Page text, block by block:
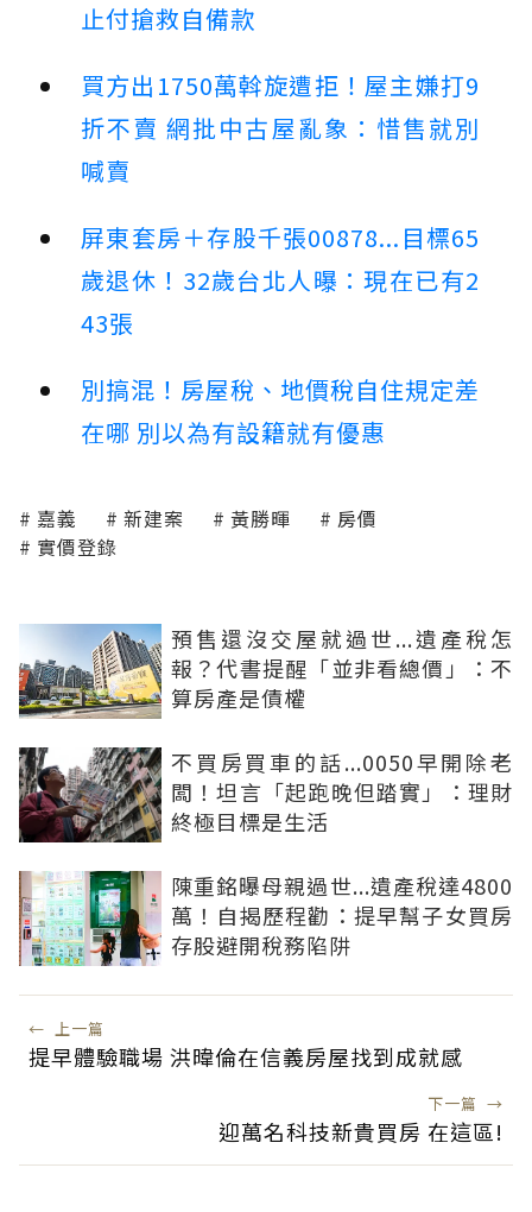
止付搶救自備款
買方出1750萬斡旋遭拒！屋主嫌打9
折不賣 網批中古屋亂象：惜售就別
喊賣
屏東套房＋存股千張00878...目標65
歲退休！32歲台北人曝：現在已有2
43張
別搞混！房屋稅、地價稅自住規定差
在哪 別以為有設籍就有優惠
嘉義 新建案 黃勝暉
房價
實價登錄
預售還沒交屋就過世...遺產稅怎
報？代書提醒「並非看總價」：不
算房產是債權
不買房買車的話...0050早開除老
闆！坦言「起跑晚但踏實」：理財
終極目標是生活
陳重銘曝母親過世...遺產稅達4800
萬！自揭歷程勸：提早幫子女買房
存股避開稅務陷阱
← 上一篇
提早體驗職場 洪暐倫在信義房屋找到成就感
下一篇 →
迎萬名科技新貴買房 在這區!